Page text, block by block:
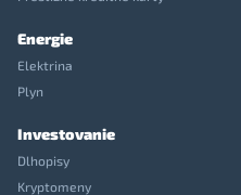
Energie
Elektrina
Plyn
Investovanie
Dlhopisy
Kryptomeny